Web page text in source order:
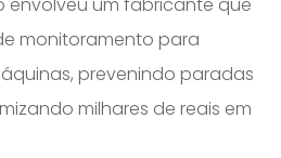
envolveu um fabricante que
monitoramento para
prevenindo paradas
milhares de reais em